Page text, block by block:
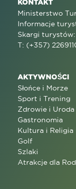
KONTAKT
Ministerstwo
Informacje
Skargi turystów:
T: (+357)
AKTYWNOŚCI
Słońce i Morze
Sport i Trening
Zdrowie i Uroda
Gastronomia
Kultura i Religia
Golf
Szlaki
Atrakcje dla